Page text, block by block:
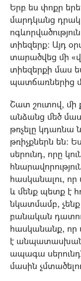
Երբ ես փոքր
մարդկանց
տիեզերք: Այդ
տարածվեց մի
տիեզերքի մաս
պատճառներից
Շատ շուտով,
անձանց մեծ
թռչելը կդառնա
թռիչքներն են:
սերունդ, որը
հասկանալու,
և մենք պետք է
նկատմամբ, չենք
բանական
հասկանանք, որ
է
ապագա
մասին